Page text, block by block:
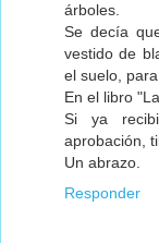
árboles.
Se decía
vestido de
el suelo,
En el libro
Si ya
aprobación,
Un abrazo.
Responder